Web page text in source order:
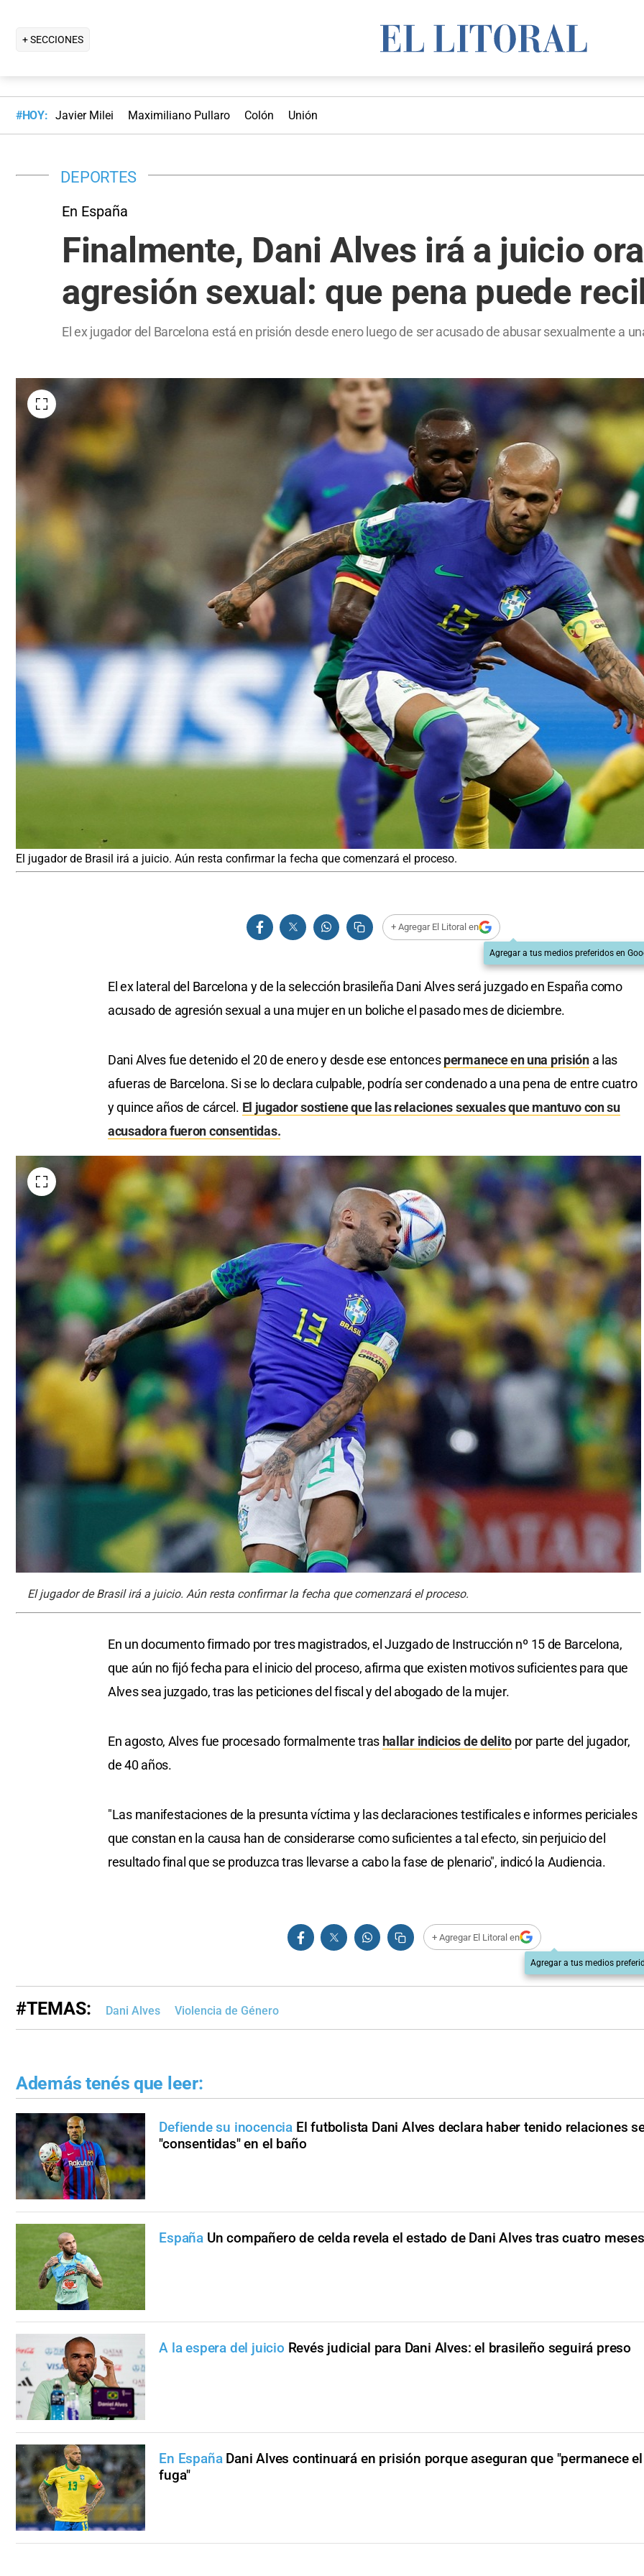
+ SECCIONES
#HOY: Javier Milei Maximiliano Pullaro Colón Unión
DEPORTES
En España
Finalmente, Dani Alves irá a juicio
agresión sexual: que pena puede
El ex jugador del Barcelona está en prisión desde enero luego de ser acusado de abusar sexualmente a
El jugador de Brasil irá a juicio. Aún resta confirmar la fecha que comenzará el proceso.
+ Agregar El Litoral en
Agregar a tus medios preferidos en
El ex lateral del Barcelona y de la selección brasileña Dani Alves será juzgado en España como
acusado de agresión sexual a una mujer en un boliche el pasado mes de diciembre.
Dani Alves fue detenido el 20 de enero y desde ese entoncespermanece en una prisióna las
afueras de Barcelona. Si se lo declara culpable, podría ser condenado a una pena de entre cuatro
y quince años de cárcel. El jugador sostiene que las relaciones sexuales que mantuvo con su
acusadora fueron consentidas.
El jugador de Brasil irá a juicio. Aún resta confirmar la fecha que comenzará el proceso.
En un documento firmado por tres magistrados, el Juzgado de Instrucción nº 15 de Barcelona,
que aún no fijó fecha para el inicio del proceso, afirma que existen motivos suficientes para que
Alves sea juzgado, tras las peticiones del fiscal y del abogado de la mujer.
En agosto, Alves fue procesado formalmente tras hallar indicios de delito por parte del jugador,
de 40 años.
"Las manifestaciones de la presunta víctima y las declaraciones testificales e informes periciales
que constan en la causa han de considerarse como suficientes a tal efecto, sin perjuicio del
resultado final que se produzca tras llevarse a cabo la fase de plenario", indicó la Audiencia.
+ Agregar El Litoral en
Agregar a tus medios
#TEMAS: Dani Alves Violencia de Género
Además tenés que leer:
Defiende su inocencia El futbolista Dani Alves declara haber tenido relaciones
"consentidas" en el baño
España Un compañero de celda revela el estado de Dani Alves tras cuatro
A la espera del juicio Revés judicial para Dani Alves: el brasileño seguirá preso
En España Dani Alves continuará en prisión porque aseguran que "permanece
fuga"